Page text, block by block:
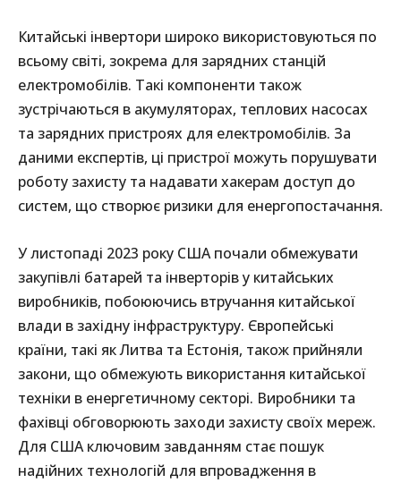
Китайські інвертори широко використовуються по
всьому світі, зокрема для зарядних станцій
електромобілів. Такі компоненти також
зустрічаються в акумуляторах, теплових насосах
та зарядних пристроях для електромобілів. За
даними експертів, ці пристрої можуть порушувати
роботу захисту та надавати хакерам доступ до
систем, що створює ризики для енергопостачання.
У листопаді 2023 року США почали обмежувати
закупівлі батарей та інверторів у китайських
виробників, побоюючись втручання китайської
влади в західну інфраструктуру. Європейські
країни, такі як Литва та Естонія, також прийняли
закони, що обмежують використання китайської
техніки в енергетичному секторі. Виробники та
фахівці обговорюють заходи захисту своїх мереж.
Для США ключовим завданням стає пошук
надійних технологій для впровадження в